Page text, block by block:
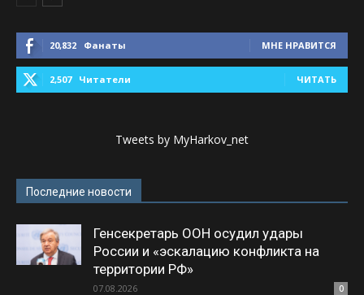
20,832 Фанаты МНЕ НРАВИТСЯ
2,507 Читатели ЧИТАТЬ
Tweets by MyHarkov_net
Последние новости
Генсекретарь ООН осудил удары
России и «эскалацию конфликта на
территории РФ»
07.08.2026 0